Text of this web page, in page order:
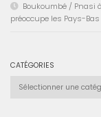
Boukoumbé / Pnasi
préoccupe les Pays-Bas
CATÉGORIES